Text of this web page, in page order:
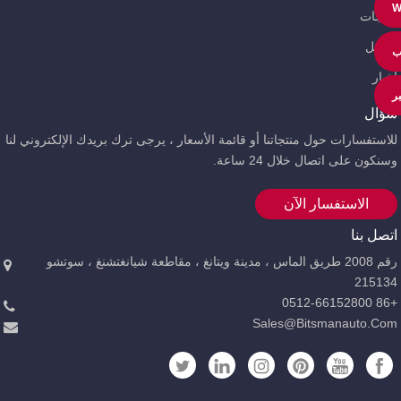
منتجات
تحميل
أخبار
سؤال
للاستفسارات حول منتجاتنا أو قائمة الأسعار ، يرجى ترك بريدك الإلكتروني لنا
وسنكون على اتصال خلال 24 ساعة.
الاستفسار الآن
اتصل بنا
رقم 2008 طريق الماس ، مدينة ويتانغ ، مقاطعة شيانغتشنغ ، سوتشو
215134
+86 0512-66152800
Sales@bitsmanauto.com